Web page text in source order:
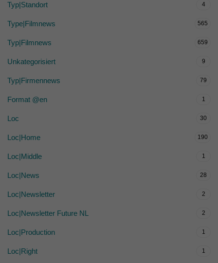
Typ|Standort 4
Type|Filmnews 565
Typ|Filmnews 659
Unkategorisiert 9
Typ|Firmennews 79
Format @en 1
Loc 30
Loc|Home 190
Loc|Middle 1
Loc|News 28
Loc|Newsletter 2
Loc|Newsletter Future NL 2
Loc|Production 1
Loc|Right 1